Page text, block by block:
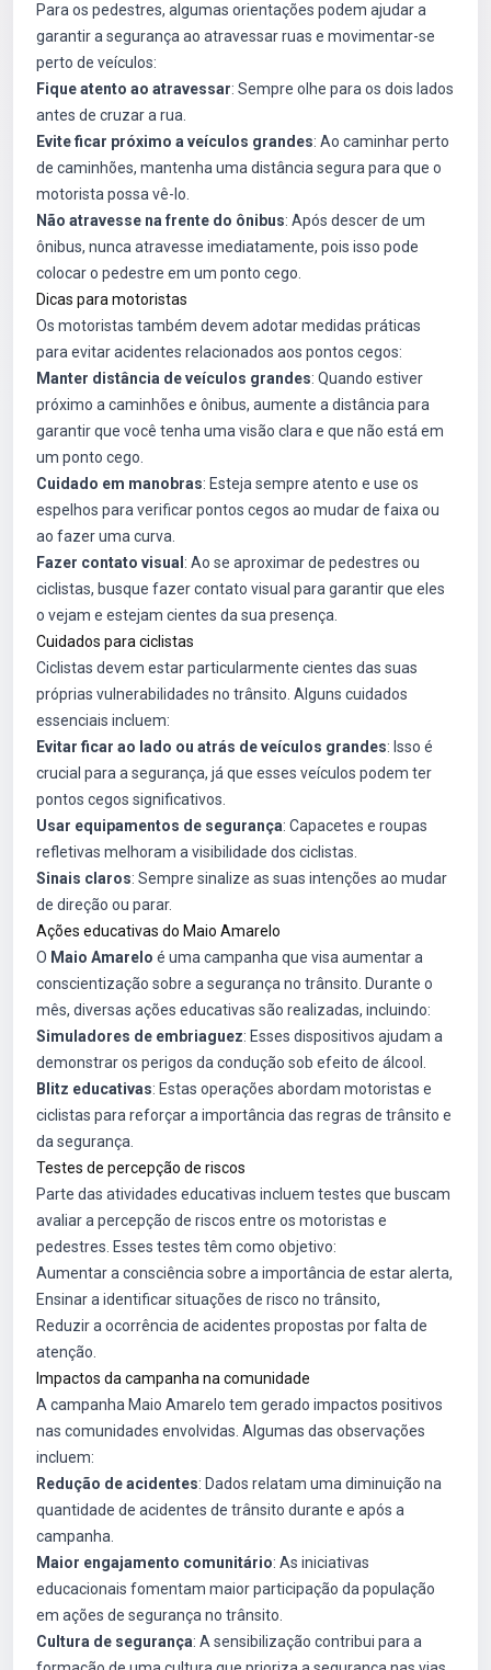
Para os pedestres, algumas orientações podem ajudar a
garantir a segurança ao atravessar ruas e movimentar-se
perto de veículos:
Fique atento ao atravessar: Sempre olhe para os dois lados
antes de cruzar a rua.
Evite ficar próximo a veículos grandes: Ao caminhar perto
de caminhões, mantenha uma distância segura para que o
motorista possa vê-lo.
Não atravesse na frente do ônibus: Após descer de um
ônibus, nunca atravesse imediatamente, pois isso pode
colocar o pedestre em um ponto cego.
Dicas para motoristas
Os motoristas também devem adotar medidas práticas
para evitar acidentes relacionados aos pontos cegos:
Manter distância de veículos grandes: Quando estiver
próximo a caminhões e ônibus, aumente a distância para
garantir que você tenha uma visão clara e que não está em
um ponto cego.
Cuidado em manobras: Esteja sempre atento e use os
espelhos para verificar pontos cegos ao mudar de faixa ou
ao fazer uma curva.
Fazer contato visual : Ao se aproximar de pedestres ou
ciclistas, busque fazer contato visual para garantir que eles
o vejam e estejam cientes da sua presença.
Cuidados para ciclistas
Ciclistas devem estar particularmente cientes das suas
próprias vulnerabilidades no trânsito. Alguns cuidados
essenciais incluem:
Evitar ficar ao lado ou atrás de veículos grandes: Isso é
crucial para a segurança, já que esses veículos podem ter
pontos cegos significativos.
Usar equipamentos de segurança: Capacetes e roupas
refletivas melhoram a visibilidade dos ciclistas.
Sinais claros: Sempre sinalize as suas intenções ao mudar
de direção ou parar.
Ações educativas do Maio Amarelo
O Maio Amarelo é uma campanha que visa aumentar a
conscientização sobre a segurança no trânsito. Durante o
mês, diversas ações educativas são realizadas, incluindo:
Simuladores de embriaguez: Esses dispositivos ajudam a
demonstrar os perigos da condução sob efeito de álcool.
Blitz educativas: Estas operações abordam motoristas e
ciclistas para reforçar a importância das regras de trânsito e
da segurança.
Testes de percepção de riscos
Parte das atividades educativas incluem testes que buscam
avaliar a percepção de riscos entre os motoristas e
pedestres. Esses testes têm como objetivo:
Aumentar a consciência sobre a importância de estar alerta,
Ensinar a identificar situações de risco no trânsito,
Reduzir a ocorrência de acidentes propostas por falta de
atenção.
Impactos da campanha na comunidade
A campanha Maio Amarelo tem gerado impactos positivos
nas comunidades envolvidas. Algumas das observações
incluem:
Redução de acidentes: Dados relatam uma diminuição na
quantidade de acidentes de trânsito durante e após a
campanha.
Maior engajamento comunitário: As iniciativas
educacionais fomentam maior participação da população
em ações de segurança no trânsito.
Cultura de segurança: A sensibilização contribui para a